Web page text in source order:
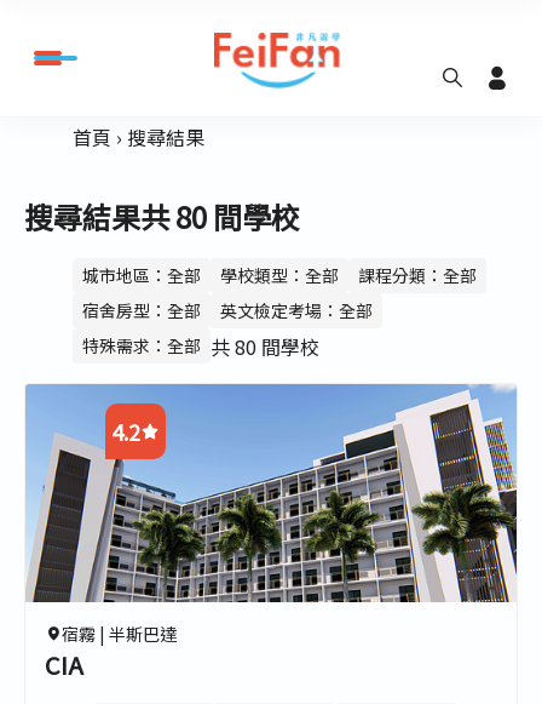
首頁 搜尋結果
搜尋結果共 80 間學校
城市地區：全部 學校類型：全部
課程分類：全部
宿舍房型：全部
英文檢定考場：全部
特殊需求：全部 共 80 間學校
4.2
4.2
4.3
3.7
4.4
宿霧 | 半斯巴達
CIA